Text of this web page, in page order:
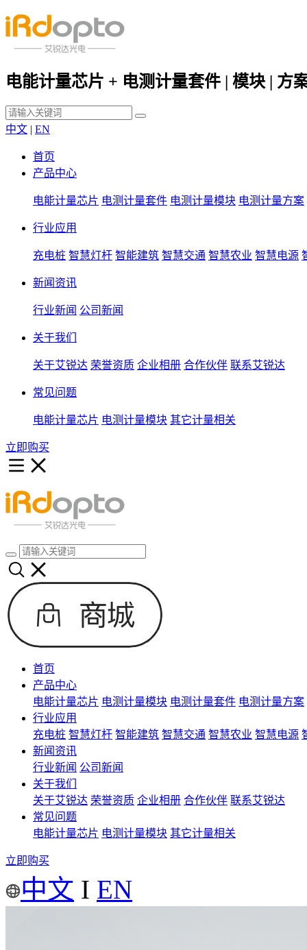
电能计量芯片 + 电测计量套件 | 模块 | 方
中文 | EN
首页
产品中心
电能计量芯片 电测计量套件 电测计量模块 电测计量方案
行业应用
充电桩 智慧灯杆 智能建筑 智慧交通 智慧农业 智慧电源
新闻资讯
行业新闻 公司新闻
关于我们
关于艾锐达 荣誉资质 企业相册 合作伙伴 联系艾锐达
常见问题
电能计量芯片 电测计量模块 其它计量相关
立即购买
首页
产品中心
电能计量芯片 电测计量模块 电测计量套件 电测计量方案
行业应用
充电桩 智慧灯杆 智能建筑 智慧交通 智慧农业 智慧电源
新闻资讯
行业新闻 公司新闻
关于我们
关于艾锐达 荣誉资质 企业相册 合作伙伴 联系艾锐达
常见问题
电能计量芯片 电测计量模块 其它计量相关
立即购买
中文 I EN